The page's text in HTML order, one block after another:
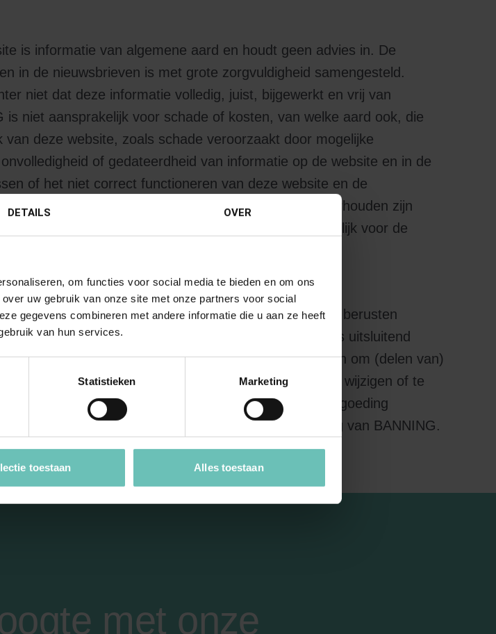
DETAILS OVER
om functies voor social media te bieden en om ons
uw gebruik van onze site met onze partners voor social
gegevens combineren met andere informatie die u aan ze heeft
van hun services.
Statistieken Marketing
toestaan Alles toestaan
is informatie van algemene aard en houdt geen advies in. De
in de nieuwsbrieven is met grote zorgvuldigheid samengesteld.
niet dat deze informatie volledig, juist, bijgewerkt en vrij van
is niet aansprakelijk voor schade of kosten, van welke aard ook, die
van deze website, zoals schade veroorzaakt door mogelijke
of gedateerdheid van informatie op de website en in de
of het niet correct functioneren van deze website en de
naar websites die niet door BANNING worden onderhouden zijn
BANNING is niet verantwoordelijk of aansprakelijk voor de
eigendom op deze website en op de nieuwsbrieven berusten
informatie op deze website en in de nieuwsbrieven is uitsluitend
Het is de gebruiker van deze website niet toegestaan om (delen van)
ongeacht de verschijningsvorm ervan, te wijzigen of te
te vermenigvuldigen, te distribueren of tegen vergoeding
derden, zonder uitdrukkelijke schriftelijke toestemming van BANNING.
met onze